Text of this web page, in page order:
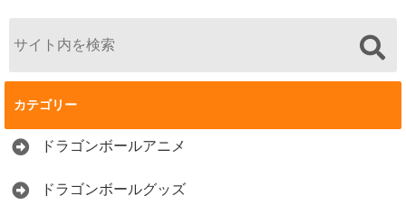
カテゴリー
ドラゴンボールアニメ
ドラゴンボールグッズ